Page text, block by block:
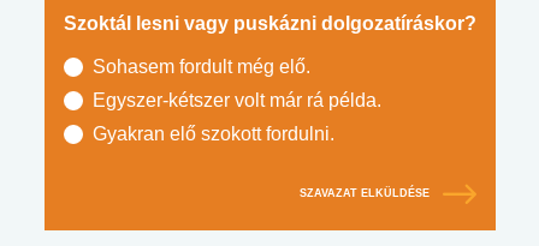
Szoktál lesni vagy puskázni dolgozatíráskor?
Sohasem fordult még elő.
Egyszer-kétszer volt már rá példa.
Gyakran elő szokott fordulni.
SZAVAZAT ELKÜLDÉSE